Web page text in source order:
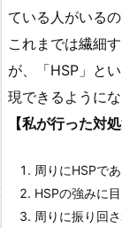
ている人がいるの
これまでは繊細
が、「HSP」と
現できるように
【私が行った対処
周りにHSPで
HSPの強みに
周りに振り回